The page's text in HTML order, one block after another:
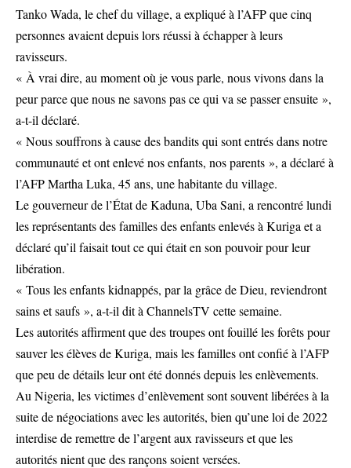
Tanko Wada, le chef du village, a expliqué à l’AFP que cinq
personnes avaient depuis lors réussi à échapper à leurs
ravisseurs.
« À vrai dire, au moment où je vous parle, nous vivons dans la
peur parce que nous ne savons pas ce qui va se passer ensuite »,
a-t-il déclaré.
« Nous souffrons à cause des bandits qui sont entrés dans notre
communauté et ont enlevé nos enfants, nos parents », a déclaré à
l’AFP Martha Luka, 45 ans, une habitante du village.
Le gouverneur de l’État de Kaduna, Uba Sani, a rencontré lundi
les représentants des familles des enfants enlevés à Kuriga et a
déclaré qu’il faisait tout ce qui était en son pouvoir pour leur
libération.
« Tous les enfants kidnappés, par la grâce de Dieu, reviendront
sains et saufs », a-t-il dit à ChannelsTV cette semaine.
Les autorités affirment que des troupes ont fouillé les forêts pour
sauver les élèves de Kuriga, mais les familles ont confié à l’AFP
que peu de détails leur ont été donnés depuis les enlèvements.
Au Nigeria, les victimes d’enlèvement sont souvent libérées à la
suite de négociations avec les autorités, bien qu’une loi de 2022
interdise de remettre de l’argent aux ravisseurs et que les
autorités nient que des rançons soient versées.